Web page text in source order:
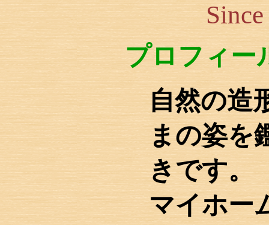
プロフィー
自然の造
まの姿を
きです。
マイホ